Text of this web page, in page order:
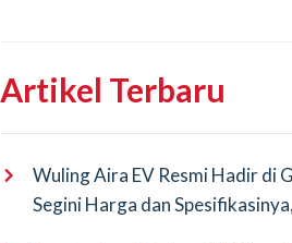
Artikel Terbaru
Wuling Aira EV Resmi Hadir di
Segini Harga dan